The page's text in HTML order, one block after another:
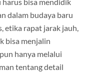
dalam budaya baru
etika rapat jarak jauh,
bisa menjalin
hanya melalui
tentang detail